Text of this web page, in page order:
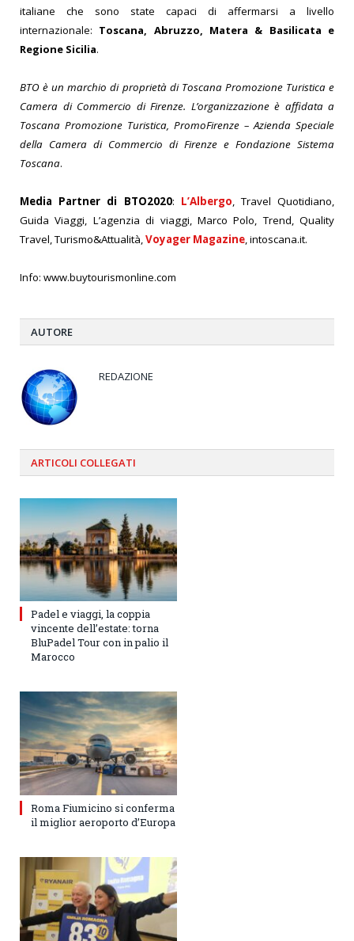
italiane che sono state capaci di affermarsi a livello
internazionale: Toscana, Abruzzo, Matera & Basilicata e
Regione Sicilia.
BTO è un marchio di proprietà di Toscana Promozione Turistica e
Camera di Commercio di Firenze. L’organizzazione è affidata a
Toscana Promozione Turistica, PromoFirenze – Azienda Speciale
della Camera di Commercio di Firenze e Fondazione Sistema
Toscana.
Media Partner di BTO2020: L’Albergo, Travel Quotidiano,
Guida Viaggi, L’agenzia di viaggi, Marco Polo, Trend, Quality
Travel, Turismo&Attualità,Voyager Magazine, intoscana.it.
Info: www.buytourismonline.com
AUTORE
REDAZIONE
ARTICOLI COLLEGATI
Padel e viaggi, la coppia
vincente dell’estate: torna
BluPadel Tour con in palio il
Marocco
Roma Fiumicino si conferma
il miglior aeroporto d’Europa